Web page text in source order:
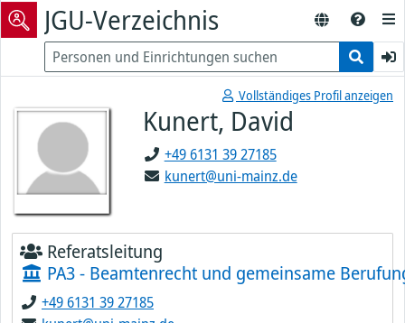
JGU-Verzeichnis
Vollständiges Profil anzeigen
Kunert, David
+49 6131 39 27185
kunert@uni-mainz.de
Referatsleitung
PA3 - Beamtenrecht und gemeinsame
+49 6131 39 27185